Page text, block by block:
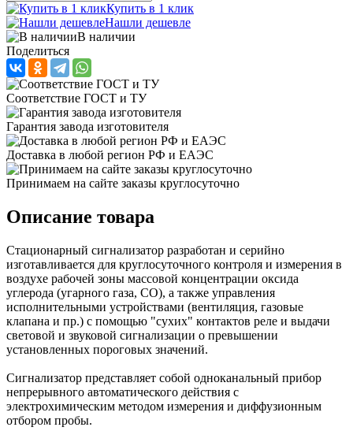
Купить в 1 клик
Нашли дешевле
В наличии
Поделиться
Соответствие ГОСТ и ТУ
Гарантия завода изготовителя
Доставка в любой регион РФ и ЕАЭС
Принимаем на сайте заказы круглосуточно
Описание товара
Стационарный сигнализатор разработан и серийно
изготавливается для круглосуточного контроля и измерения в
воздухе рабочей зоны массовой концентрации оксида
углерода (угарного газа, CO), а также управления
исполнительными устройствами (вентиляция, газовые
клапана и пр.) с помощью "сухих" контактов реле и выдачи
световой и звуковой сигнализации о превышении
установленных пороговых значений.
Сигнализатор представляет собой одноканальный прибор
непрерывного автоматического действия с
электрохимическим методом измерения и диффузионным
отбором пробы.